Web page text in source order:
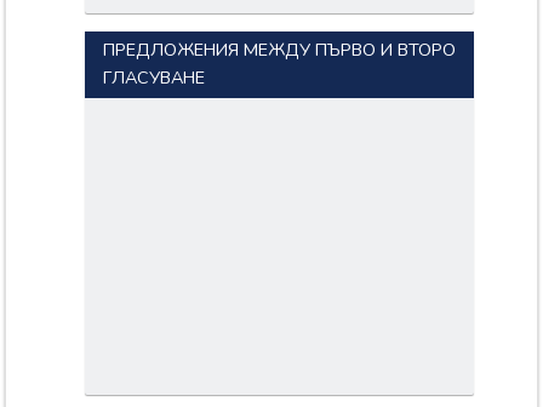
ПРЕДЛОЖЕНИЯ МЕЖДУ ПЪРВО И ВТОРО
ГЛАСУВАНЕ